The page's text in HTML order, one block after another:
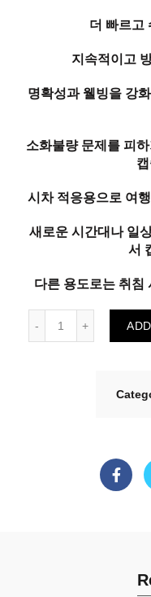
더 빠르고
지속적이고
명확성과 웰빙을 강
소화불량 문제를 피
시차 적응용으로 여
새로운 시간대나 일
서
다른 용도로는 취침